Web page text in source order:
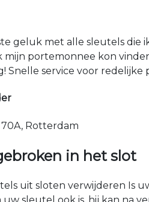
geluk met alle sleutels die
mijn portemonnee kon
Snelle service voor redelijke
Rotterdam
in het slot
uit sloten verwijderen Is